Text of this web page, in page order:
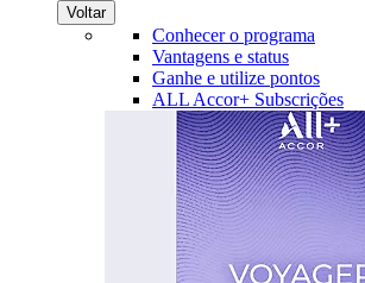
Voltar
Conhecer o programa
Vantagens e status
Ganhe e utilize pontos
ALL Accor+ Subscrições